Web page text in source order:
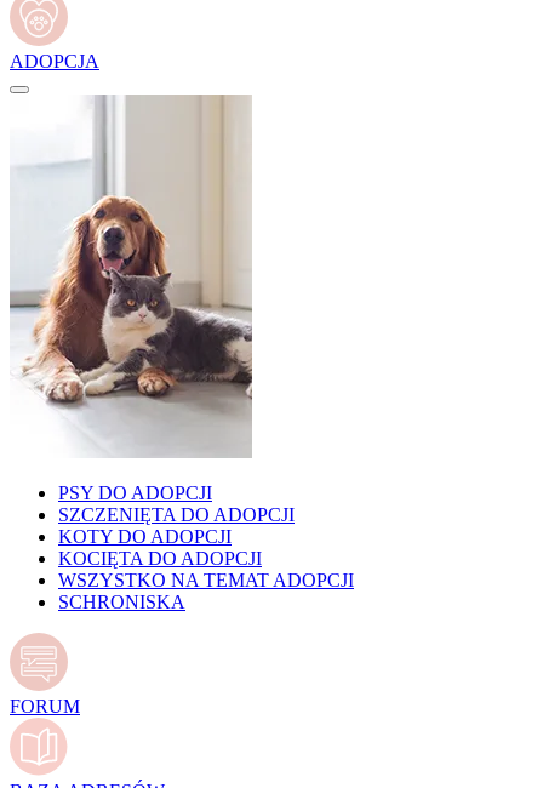
ADOPCJA
PSY DO ADOPCJI
SZCZENIĘTA DO ADOPCJI
KOTY DO ADOPCJI
KOCIĘTA DO ADOPCJI
WSZYSTKO NA TEMAT ADOPCJI
SCHRONISKA
FORUM